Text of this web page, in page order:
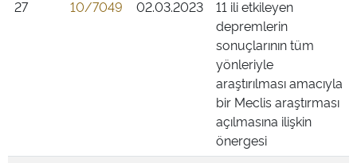
27
10/7049 02.03.2023
11 ili etkileyen
depremlerin
sonuçlarının tüm
yönleriyle
araştırılması amacıyla
bir Meclis araştırması
açılmasına ilişkin
önergesi